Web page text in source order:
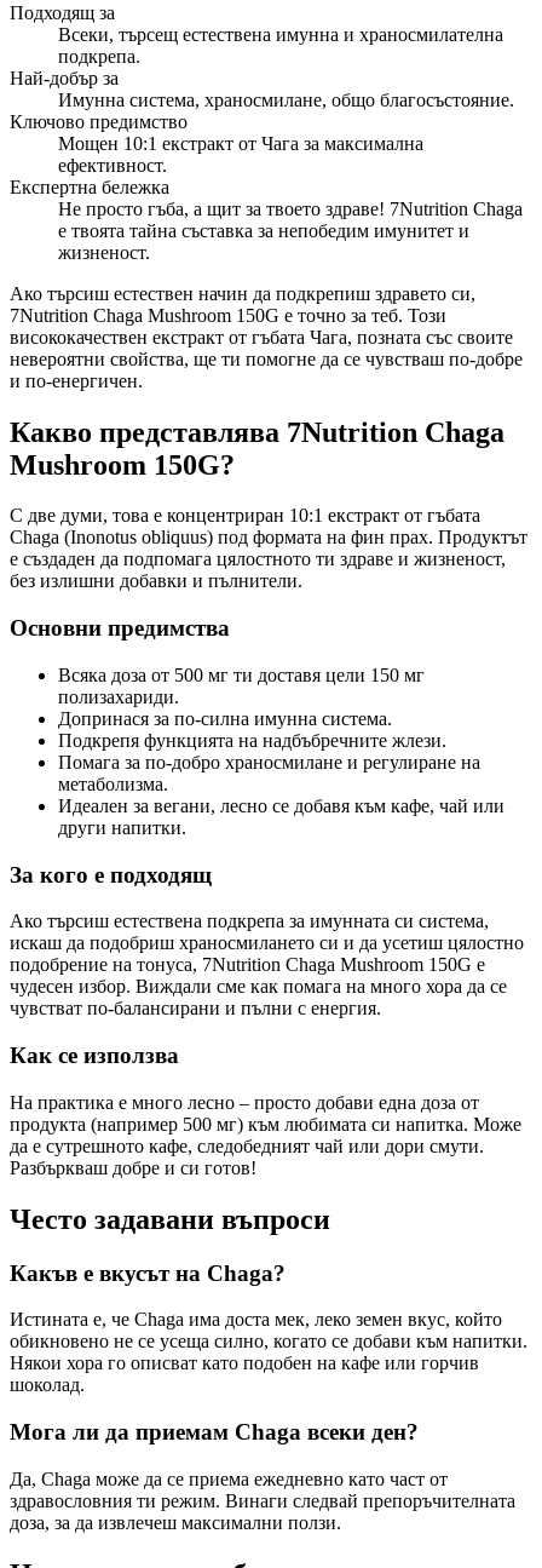
Подходящ за
Всеки, търсещ естествена имунна и храносмилателна
подкрепа.
Най-добър за
Имунна система, храносмилане, общо благосъстояние.
Ключово предимство
Мощен 10:1 екстракт от Чага за максимална
ефективност.
Експертна бележка
Не просто гъба, а щит за твоето здраве! 7Nutrition Chaga
е твоята тайна съставка за непобедим имунитет и
жизненост.
Ако търсиш естествен начин да подкрепиш здравето си,
7Nutrition Chaga Mushroom 150G е точно за теб. Този
висококачествен екстракт от гъбата Чага, позната със своите
невероятни свойства, ще ти помогне да се чувстваш по-добре
и по-енергичен.
Какво представлява 7Nutrition Chaga
Mushroom 150G?
С две думи, това е концентриран 10:1 екстракт от гъбата
Chaga (Inonotus obliquus) под формата на фин прах. Продуктът
е създаден да подпомага цялостното ти здраве и жизненост,
без излишни добавки и пълнители.
Основни предимства
Всяка доза от 500 мг ти доставя цели 150 мг
полизахариди.
Допринася за по-силна имунна система.
Подкрепя функцията на надбъбречните жлези.
Помага за по-добро храносмилане и регулиране на
метаболизма.
Идеален за вегани, лесно се добавя към кафе, чай или
други напитки.
За кого е подходящ
Ако търсиш естествена подкрепа за имунната си система,
искаш да подобриш храносмилането си и да усетиш цялостно
подобрение на тонуса, 7Nutrition Chaga Mushroom 150G е
чудесен избор. Виждали сме как помага на много хора да се
чувстват по-балансирани и пълни с енергия.
Как се използва
На практика е много лесно – просто добави една доза от
продукта (например 500 мг) към любимата си напитка. Може
да е сутрешното кафе, следобедният чай или дори смути.
Разбъркваш добре и си готов!
Често задавани въпроси
Какъв е вкусът на Chaga?
Истината е, че Chaga има доста мек, леко земен вкус, който
обикновено не се усеща силно, когато се добави към напитки.
Някои хора го описват като подобен на кафе или горчив
шоколад.
Мога ли да приемам Chaga всеки ден?
Да, Chaga може да се приема ежедневно като част от
здравословния ти режим. Винаги следвай препоръчителната
доза, за да извлечеш максимални ползи.